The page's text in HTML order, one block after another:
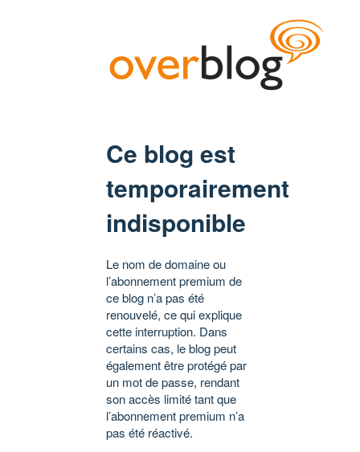
Ce blog est
temporairement
indisponible
Le nom de domaine ou
l’abonnement premium de
ce blog n’a pas été
renouvelé, ce qui explique
cette interruption. Dans
certains cas, le blog peut
également être protégé par
un mot de passe, rendant
son accès limité tant que
l’abonnement premium n’a
pas été réactivé.